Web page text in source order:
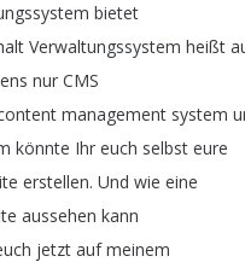
bietet
Verwaltungssystem heißt
nur CMS
management system
könnte Ihr euch selbst eure
erstellen. Und wie eine
aussehen kann
jetzt auf meinem